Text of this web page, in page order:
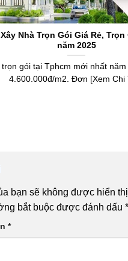
Nhà Trọn Gói Giá Rẻ, Trọn
năm 2025
trọn gói tại Tphcm mới nhất
4.600.000đ/m2. Đơn [Xem Chi
bạn sẽ không được hiển
bắt buộc được đánh dấu *
*